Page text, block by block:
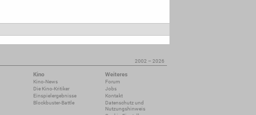
2002 – 2026
Kino
Kino-News
Die Kino-Kritiker
Einspielergebnisse
Blockbuster-Battle
Weiteres
Forum
Jobs
Kontakt
Datenschutz und
Nutzungshinweis